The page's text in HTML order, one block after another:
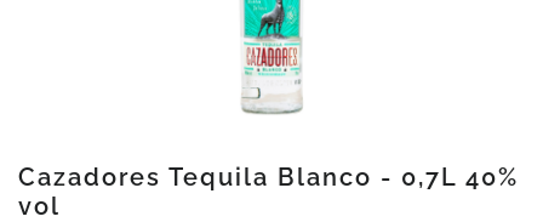
Cazadores Tequila Blanco - 0,7L 40%
vol